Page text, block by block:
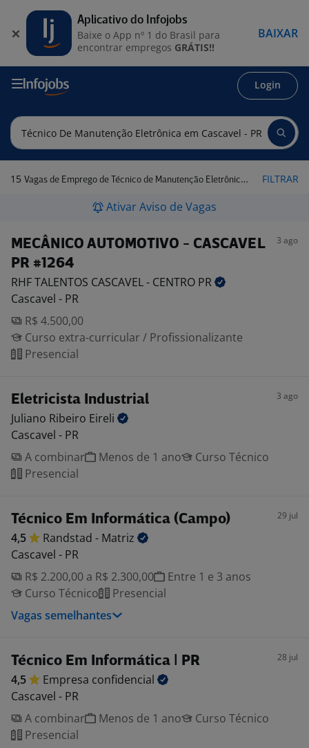
Login
15 Vagas de Emprego de Técnico de Manutenção Eletrônica em Cascavel - PR FILTRAR
Ativar Aviso de Vagas
MECÂNICO AUTOMOTIVO - CASCAVEL
PR #1264
3 ago
RHF TALENTOS CASCAVEL - CENTRO PR
Cascavel - PR
R$ 4.500,00
Curso extra-curricular / Profissionalizante
Presencial
Eletricista Industrial 3 ago
Juliano Ribeiro Eireli
Cascavel - PR
A combinar
Menos de 1 ano
Curso Técnico
Presencial
Técnico Em Informática (Campo) 29 jul
4,5 Randstad - Matriz
Cascavel - PR
R$ 2.200,00 a R$ 2.300,00
Entre 1 e 3 anos
Curso Técnico
Presencial
Vagas semelhantes
Técnico Em Informática | PR 28 jul
4,5 Empresa confidencial
Cascavel - PR
A combinar
Menos de 1 ano
Curso Técnico
Presencial
Aplicativo do Infojobs
Baixe o App nº 1 do Brasil para
encontrar empregos GRÁTIS!!
BAIXAR